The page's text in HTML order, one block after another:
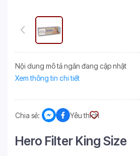
Nội dung mô tả ngắn đang cập nhật
Xem thông tin chi tiết
Chia sẻ: Yêu thích
Hero Filter King Size